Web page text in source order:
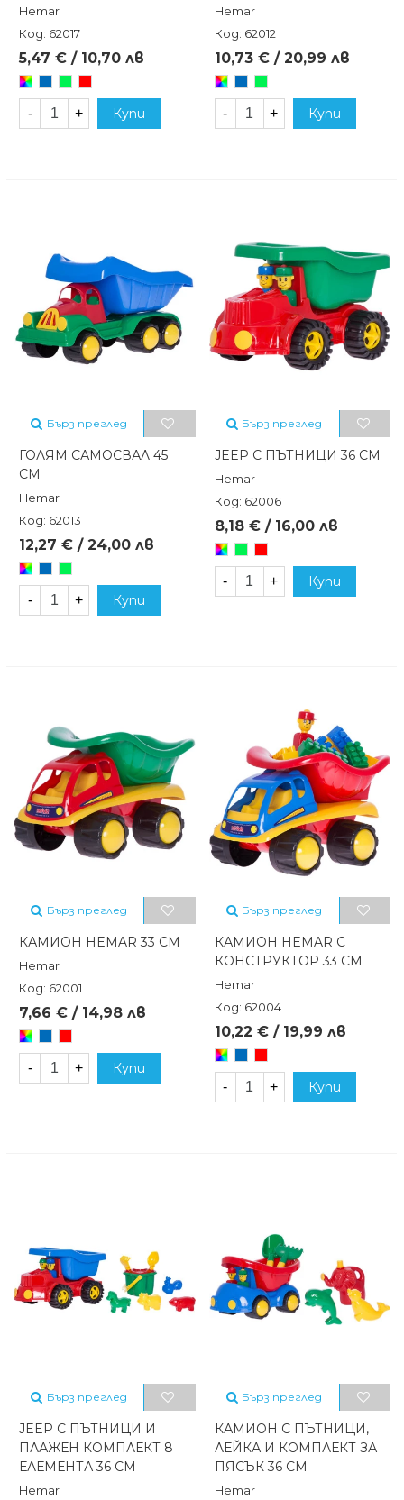
Hemar
Код: 62017
5,47 € / 10,70 лв
Произволен/
микс
- + Купи
Hemar
Код: 62012
10,73 € / 20,99 лв
Произволен/
микс
- + Купи
Бърз преглед
ГОЛЯМ САМОСВАЛ 45
СМ
Hemar
Код: 62013
12,27 € / 24,00 лв
Произволен/
микс
- + Купи
Бърз преглед
JEEP С ПЪТНИЦИ 36 СМ
Hemar
Код: 62006
8,18 € / 16,00 лв
Произволен/
микс
- + Купи
Бърз преглед
КАМИОН HEMAR 33 СМ
Hemar
Код: 62001
7,66 € / 14,98 лв
Произволен/
микс
- + Купи
Бърз преглед
КАМИОН HEMAR С
КОНСТРУКТОР 33 СМ
Hemar
Код: 62004
10,22 € / 19,99 лв
Произволен/
микс
- + Купи
Бърз преглед
JEEP С ПЪТНИЦИ И
ПЛАЖЕН КОМПЛЕКТ 8
ЕЛЕМЕНТА 36 СМ
Hemar
Бърз преглед
КАМИОН С ПЪТНИЦИ,
ЛЕЙКА И КОМПЛЕКТ ЗА
ПЯСЪК 36 СМ
Hemar